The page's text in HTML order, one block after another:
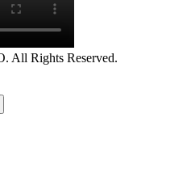
All Rights Reserved.